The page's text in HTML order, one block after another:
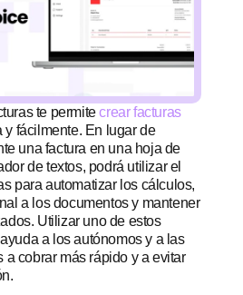
te permitecrear facturas
y fácilmente. En lugar de
una factura en una hoja de
de textos, podrá utilizar el
para automatizar los cálculos,
a los documentos y mantener
Utilizar uno de estos
a los autónomos y a las
a cobrar más rápido y a evitar